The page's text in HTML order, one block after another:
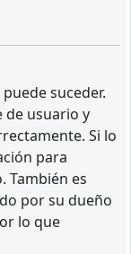
suceder.
de usuario y
Si lo
para
También es
por su dueño
lo que